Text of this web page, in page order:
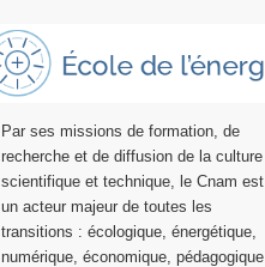
Par ses missions de formation, de
recherche et de diffusion de la culture
scientifique et technique, le Cnam est
un acteur majeur de toutes les
transitions : écologique, énergétique,
numérique, économique, pédagogique,